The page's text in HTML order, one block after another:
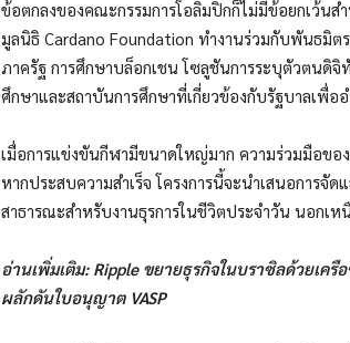
ข้อตกลงของคณะกรรมการโอลิมปิกก็ไม่มีข้อยกเว้นส
มูลนิธิ Cardano Foundation ทำงานร่วมกับพันธมิต
ภาครัฐ การศึกษาบล็อกเชน โซลูชันการระบุตัวตนดิ
ศึกษาและสถาบันการศึกษาที่เกี่ยวข้องกับรัฐบาลเพื่อ
เมื่อการแข่งขันกีฬามีขนาดใหญ่มาก ความร่วมมือขอ
หากประสบความสำเร็จ โครงการนี้จะนำเสนอการ
สาธารณะสำหรับงานธุรการในชีวิตประจำวัน นอกเ
อ่านเพิ่มเติม: Ripple ขยายธุรกิจในบราซิลด้วยเค
ผลักดันใบอนุญาต VASP